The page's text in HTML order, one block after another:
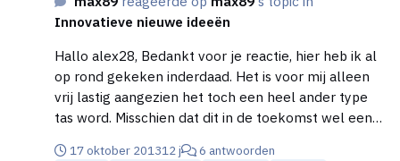
kunnen worden qua grootte. Daarnaast zou ik dan
graag een watermerk door dit tekenblad willen
zodat deze niet zomaar te kopiëren is (bijv. via
screenshots). Ook wil ik een betaalsysteem (ideal
en/of paypal) met usersysteem aan de website
koppelen. Dit is eigenlijk wat ik graag als applicatie
ervaringen met bedrijven of personen die goed
Innovatieve nieuwe ideeën
Hallo alex28, Bedankt voor je reactie, hier heb ik al
op rond gekeken inderdaad. Het is voor mij alleen
vrij lastig aangezien het toch een heel ander type
tas word. Misschien dat dit in de toekomst wel een
17 oktober 201312 j 6 antwoorden